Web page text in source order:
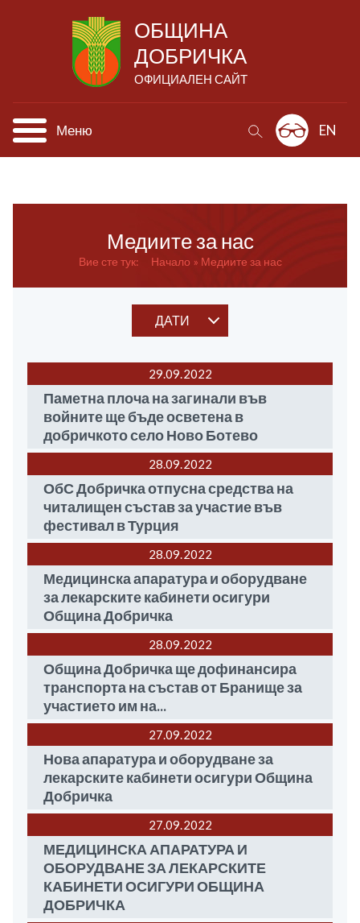
ОБЩИНА
ДОБРИЧКА
ОФИЦИАЛЕН САЙТ
Меню EN
Медиите за нас
Вие сте тук: Начало Медиите за нас
ДАТИ
29.09 2022
Паметна плоча на загинали във
войните ще бъде осветена в
добричкото село Ново Ботево
28.09 2022
ОбС Добричка отпусна средства на
читалищен състав за участие във
фестивал в Турция
28.09 2022
Медицинска апаратура и оборудване
за лекарските кабинети осигури
Община Добричка
28.09 2022
Община Добричка ще дофинансира
транспорта на състав от Бранище за
участието им на...
27.09 2022
Нова апаратура и оборудване за
лекарските кабинети осигури Община
Добричка
27.09 2022
МЕДИЦИНСКА АПАРАТУРА И
ОБОРУДВАНЕ ЗА ЛЕКАРСКИТЕ
КАБИНЕТИ ОСИГУРИ ОБЩИНА
ДОБРИЧКА